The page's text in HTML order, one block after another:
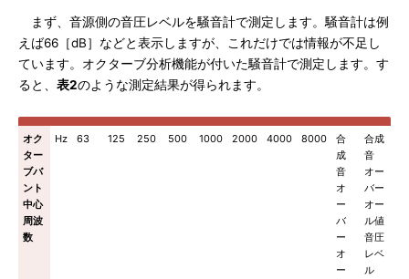
まず、音源側の音圧レベルを騒音計で測定します。騒音計は例
えば66［dB］などと表示しますが、これだけでは情報が不足し
ています。オクターブ分析機能が付いた騒音計で測定します。す
ると、 表2のような測定結果が得られます。
オク
ター
ブバ
ント
中心
周波
数
Hz 63 125 250 500 1000 2000 4000 8000
合
成
音
オ
ー
バ
ー
オ
ー
合成
音
オー
バー
オー
ル値
音圧
レベ
ル